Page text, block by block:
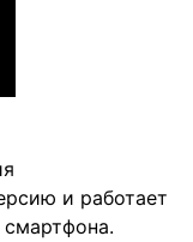
и работает